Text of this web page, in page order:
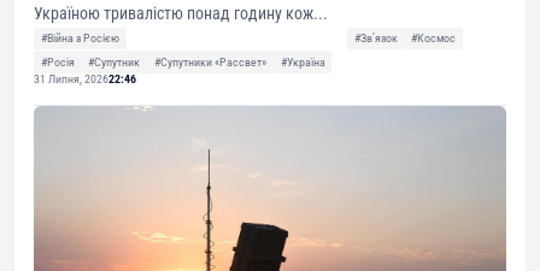
Україною тривалістю понад годину кож...
#Війна з Росією #Звʼязок
#Космос
#Росія
#Супутник #Супутники «Рассвет»
#Україна
31 Липня, 202622:46